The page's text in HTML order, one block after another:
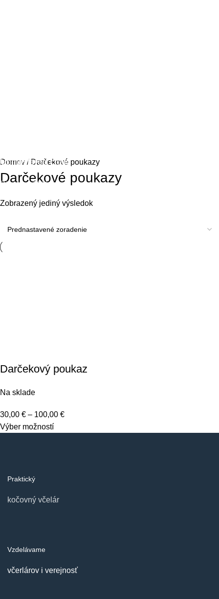
Upholstered chair
Discount 10%
Domov Darčekové poukazy
Darčekové poukazy
Zobrazený jediný výsledok
Darčekový poukaz
Na sklade
30,00 € – 100,00 €
Výber možností
Praktický
kočovný včelár
Vzdelávame
včerlárov i verejnosť